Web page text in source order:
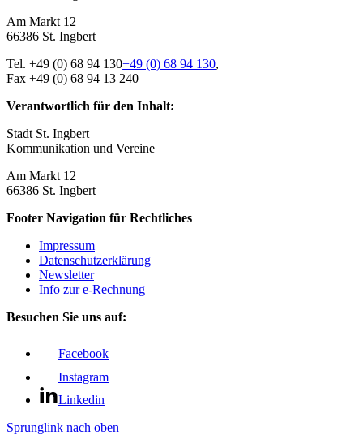
Am Markt 12
66386 St. Ingbert
Tel. +49 (0) 68 94 130+49 (0) 68 94 130,
Fax +49 (0) 68 94 13 240
Verantwortlich für den Inhalt:
Stadt St. Ingbert
Kommunikation und Vereine
Am Markt 12
66386 St. Ingbert
Footer Navigation für Rechtliches
Impressum
Datenschutz­erklärung
Newsletter
Info zur e-Rechnung
Besuchen Sie uns auf:
Facebook
Instagram
Linkedin
Sprunglink nach oben